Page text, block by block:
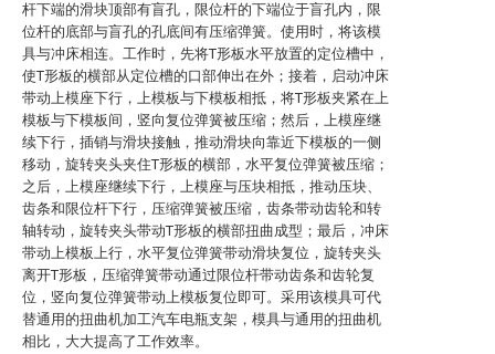
杆下端的滑块顶部有盲孔，限位杆的下端位于盲孔内，限
位杆的底部与盲孔的孔底间有压缩弹簧。使用时，将该模
具与冲床相连。工作时，先将T形板水平放置的定位槽中，
使T形板的横部从定位槽的口部伸出在外；接着，启动冲床
带动上模座下行，上模板与下模板相抵，将T形板夹紧在上
模板与下模板间，竖向复位弹簧被压缩；然后，上模座继
续下行，插销与滑块接触，推动滑块向靠近下模板的一侧
移动，旋转夹头夹住T形板的横部，水平复位弹簧被压缩；
之后，上模座继续下行，上模座与压块相抵，推动压块、
齿条和限位杆下行，压缩弹簧被压缩，齿条带动齿轮和转
轴转动，旋转夹头带动T形板的横部扭曲成型；最后，冲床
带动上模板上行，水平复位弹簧带动滑块复位，旋转夹头
离开T形板，压缩弹簧带动通过限位杆带动齿条和齿轮复
位，竖向复位弹簧带动上模板复位即可。采用该模具可代
替通用的扭曲机加工汽车电瓶支架，模具与通用的扭曲机
相比，大大提高了工作效率。